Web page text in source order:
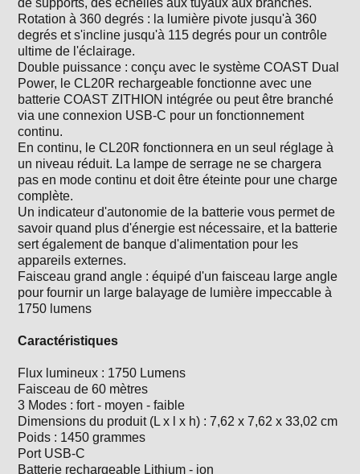
Rotation à 360 degrés : la lumière pivote jusqu'à 360
degrés et s'incline jusqu'à 115 degrés pour un contrôle
ultime de l'éclairage.
Double puissance : conçu avec le système COAST Dual
Power, le CL20R rechargeable fonctionne avec une
batterie COAST ZITHION intégrée ou peut être branché
via une connexion USB-C pour un fonctionnement
continu.
En continu, le CL20R fonctionnera en un seul réglage à
un niveau réduit. La lampe de serrage ne se chargera
pas en mode continu et doit être éteinte pour une charge
complète.
Un indicateur d'autonomie de la batterie vous permet de
savoir quand plus d'énergie est nécessaire, et la batterie
sert également de banque d'alimentation pour les
appareils externes.
Faisceau grand angle : équipé d'un faisceau large angle
pour fournir un large balayage de lumière impeccable à
1750 lumens
Caractéristiques
Flux lumineux : 1750 Lumens
Faisceau de 60 mètres
3 Modes : fort - moyen - faible
Dimensions du produit (L x l x h) : 7,62 x 7,62 x 33,02 cm
Poids : 1450 grammes
Port USB-C
Batterie rechargeable Lithium - ion